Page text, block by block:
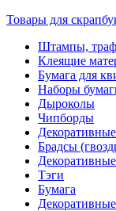
Товары для
Штампы,
Клеящие
Бумага для
Наборы
Дыроколы
Чипборды
Брадсы
Тэги
Бумага